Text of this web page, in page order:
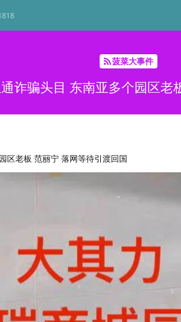
菠菜大事件
诈骗头目 东南亚多个园区老
区老板 范丽宁 落网等待引渡回国